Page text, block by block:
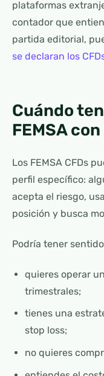
plataformas
contador que
partida editorial,
se declaran los
Cuándo
FEMSA con
Los FEMSA CFDs
perfil específico:
acepta el riesgo,
posición y busca
Podría tener
quieres operar
trimestrales;
tienes una
stop loss;
no quieres